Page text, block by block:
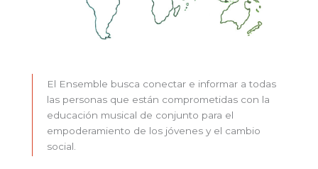
El Ensemble busca conectar e informar a todas
las personas que están comprometidas con la
educación musical de conjunto para el
empoderamiento de los jóvenes y el cambio
social.